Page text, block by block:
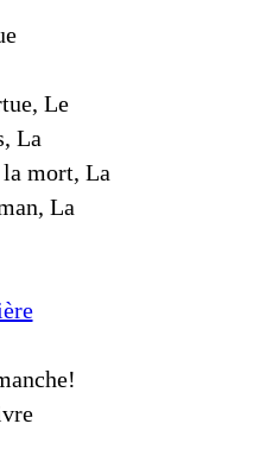
Le
La
mort, La
La